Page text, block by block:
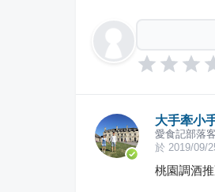
大手牽小
愛食記部落客
於 2019/09/
桃園調酒